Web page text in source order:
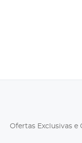
Ofertas Exclusivas e